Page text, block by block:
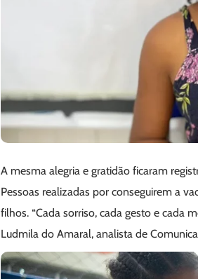
A mesma alegria e gratidão ficaram
Pessoas realizadas por conseguirem a
filhos. “Cada sorriso, cada gesto e cada
Ludmila do Amaral, analista de